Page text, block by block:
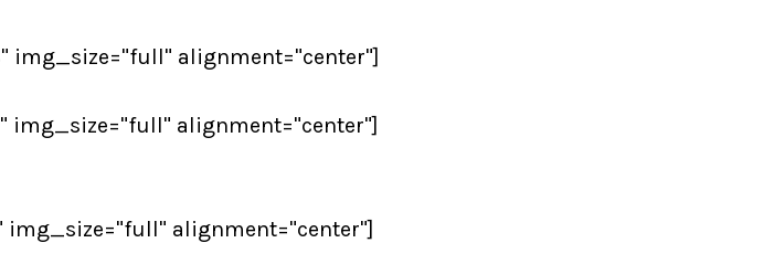
img_size="full" alignment="center"]
img_size="full" alignment="center"]
img_size="full" alignment="center"]